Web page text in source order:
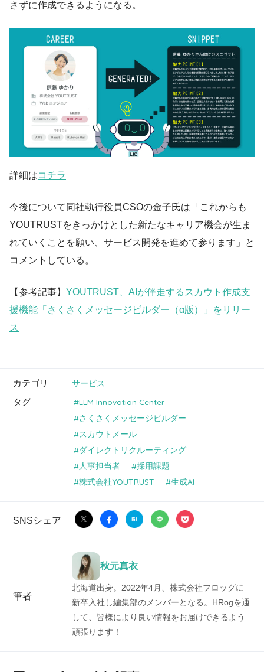
さずに作成できるようになる。
詳細はコチラ
今後について同社執行役員CSOの金子氏は「これからも
YOUTRUSTをきっかけとした新たなキャリア機会が生ま
れていくことを願い、サービス開発を進めて参ります」と
コメントしている。
【参考記事】 YOUTRUST、AIが伴走するスカウト作成支
援機能「さくさくメッセージビルダー（α版）」をリリー
ス
カテゴリ サービス
タグ
LLM Innovation Center
さくさくメッセージビルダー
スカウトメール
ダイレクトリクルーティング
人事担当者
採用課題
株式会社YOUTRUST
生成AI
SNSシェア
筆者
秋元真衣
北海道出身。2022年4月、株式会社フロッグに
新卒入社し編集部のメンバーとなる。HRogを通
して、皆様により良い情報をお届けできるよう
頑張ります！